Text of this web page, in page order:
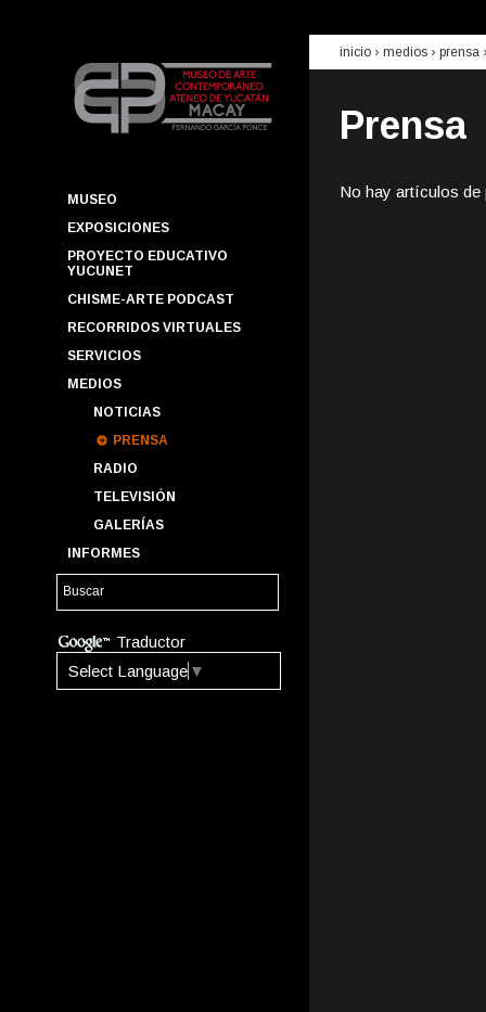
MUSEO
EXPOSICIONES
PROYECTO EDUCATIVO
YUCUNET
CHISME-ARTE PODCAST
RECORRIDOS VIRTUALES
SERVICIOS
MEDIOS
NOTICIAS
PRENSA
RADIO
TELEVISIÓN
GALERÍAS
INFORMES
Traductor
Select Language ▼
inicio › medios › prensa
Prensa
No hay artículos de